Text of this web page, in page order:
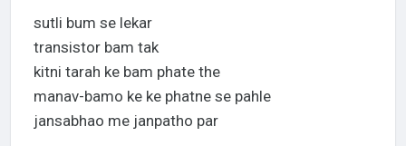
sutli bum se lekar
transistor bam tak
kitni tarah ke bam phate the
manav-bamo ke ke phatne se pahle
jansabhao me janpatho par